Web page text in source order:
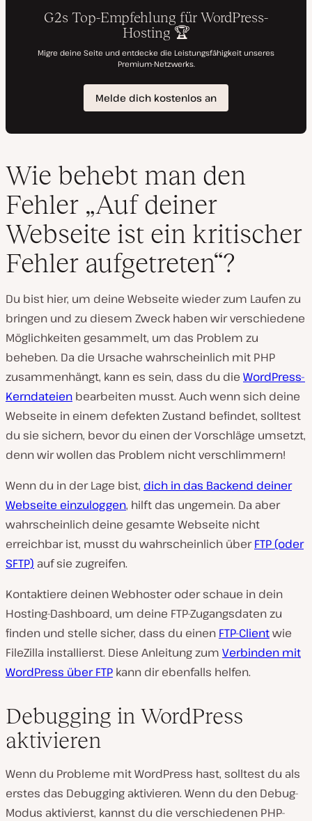
Wie behebt man den
Fehler „Auf deiner
Webseite ist ein kritischer
Fehler aufgetreten“?
Du bist hier, um deine Webseite wieder zum Laufen zu
bringen und zu diesem Zweck haben wir verschiedene
Möglichkeiten gesammelt, um das Problem zu
beheben. Da die Ursache wahrscheinlich mit PHP
zusammenhängt, kann es sein, dass du die WordPress-
Kerndateien bearbeiten musst. Auch wenn sich deine
Webseite in einem defekten Zustand befindet, solltest
du sie sichern, bevor du einen der Vorschläge umsetzt,
denn wir wollen das Problem nicht verschlimmern!
Wenn du in der Lage bist, dich in das Backend deiner
Webseite einzuloggen, hilft das ungemein. Da aber
wahrscheinlich deine gesamte Webseite nicht
erreichbar ist, musst du wahrscheinlich überFTP (oder
SFTP) auf sie zugreifen.
Kontaktiere deinen Webhoster oder schaue in dein
Hosting-Dashboard, um deine FTP-Zugangsdaten zu
finden und stelle sicher, dass du einen FTP-Clientwie
FileZilla installierst. Diese Anleitung zum Verbinden mit
WordPress über FTP kann dir ebenfalls helfen.
Debugging in WordPress
aktivieren
Wenn du Probleme mit WordPress hast, solltest du als
erstes das Debugging aktivieren. Wenn du den Debug-
Modus aktivierst, kannst du die verschiedenen PHP-